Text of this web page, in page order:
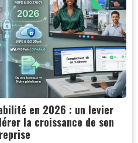
en 2026 : un levier
la croissance de son